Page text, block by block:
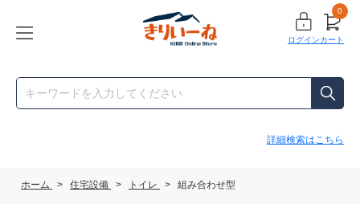
ログイン
0
カート
詳細検索はこちら
ホーム > 住宅設備 > トイレ > 組み合わせ型